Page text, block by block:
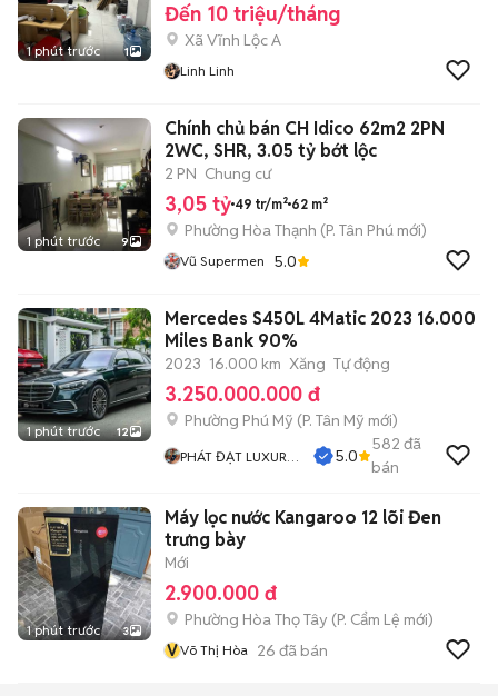
1 phút trước 1
Đến 10 triệu/tháng
Xã Vĩnh Lộc A
Linh Linh
1 phút trước 9
Chính chủ bán CH Idico 62m2 2PN
2WC, SHR, 3.05 tỷ bớt lộc
2 PN Chung cư
3,05 tỷ 49 tr/m² 62 m²
Phường Hòa Thạnh (P. Tân Phú mới)
Vũ Supermen 5.0
1 phút trước 12
Mercedes S450L 4Matic 2023 16.000
Miles Bank 90%
2023 16.000 km Xăng Tự động
3.250.000.000 đ
Phường Phú Mỹ (P. Tân Mỹ mới)
PHÁT ĐẠT LUXURY
5.0
582 đã
bán
1 phút trước 3
Máy lọc nước Kangaroo 12 lõi Đen
trưng bày
Mới
2.900.000 đ
Phường Hòa Thọ Tây (P. Cẩm Lệ mới)
VVõ Thị Hòa 26 đã bán